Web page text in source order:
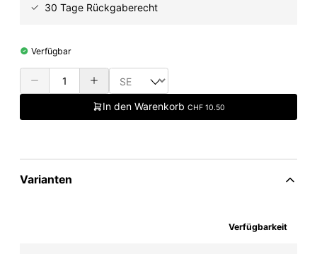
30 Tage Rückgaberecht
Verfügbar
In den Warenkorb CHF 10.50
Varianten
Verfügbarkeit